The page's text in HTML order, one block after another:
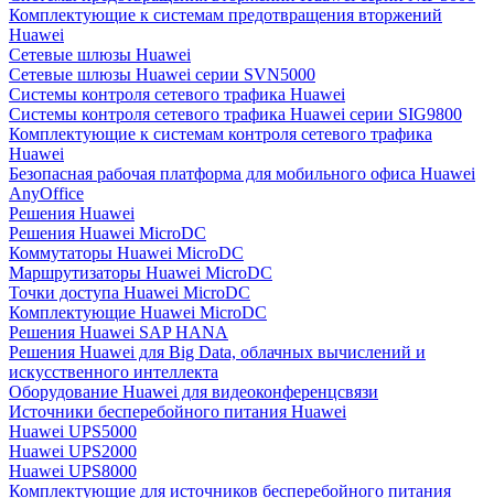
Комплектующие к системам предотвращения вторжений
Huawei
Сетевые шлюзы Huawei
Сетевые шлюзы Huawei серии SVN5000
Системы контроля сетевого трафика Huawei
Системы контроля сетевого трафика Huawei серии SIG9800
Комплектующие к системам контроля сетевого трафика
Huawei
Безопасная рабочая платформа для мобильного офиса Huawei
AnyOffice
Решения Huawei
Решения Huawei MicroDC
Коммутаторы Huawei MicroDC
Маршрутизаторы Huawei MicroDC
Точки доступа Huawei MicroDC
Комплектующие Huawei MicroDC
Решения Huawei SAP HANA
Решения Huawei для Big Data, облачных вычислений и
искусственного интеллекта
Оборудование Huawei для видеоконференцсвязи
Источники бесперебойного питания Huawei
Huawei UPS5000
Huawei UPS2000
Huawei UPS8000
Комплектующие для источников бесперебойного питания